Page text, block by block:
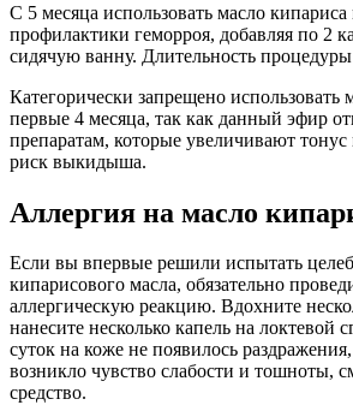
С 5 месяца использовать масло
профилактики геморроя, добавляя по 2
сидячую ванну. Длительность
Категорически запрещено использовать
первые 4 месяца, так как данный эфир
препаратам, которые увеличивают
риск выкидыша.
Аллергия на масло
Если вы впервые решили испытать
кипарисового масла, обязательно
аллергическую реакцию. Вдохните
нанесите несколько капель на локтевой
суток на коже не появилось
возникло чувство слабости и тошноты,
средство.